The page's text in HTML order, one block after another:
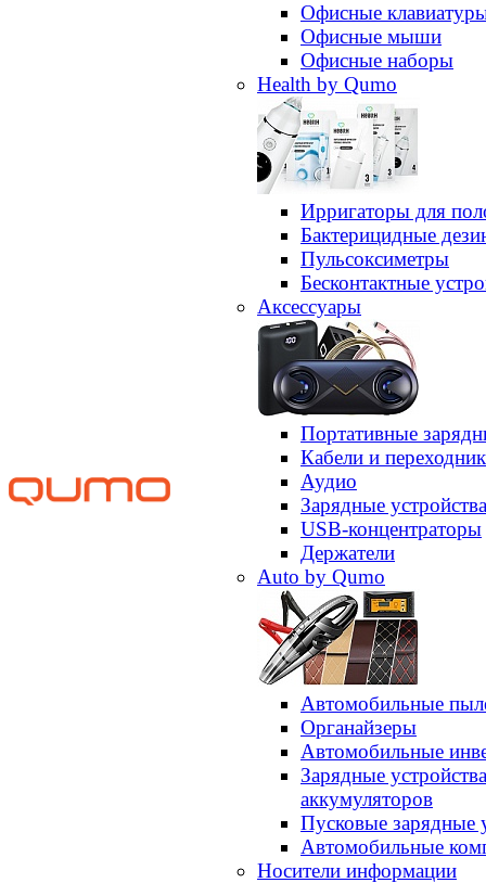
Офисные
Офисные мыши
Офисные наборы
Health by Qumo
Ирригаторы для
Бактерицидные
Пульсоксиметры
Бесконтактные
Аксессуары
Портативные
Кабели и
Аудио
Зарядные устройства
USB-концентраторы
Держатели
Auto by Qumo
Автомобильные
Органайзеры
Автомобильные
Зарядные
аккумуляторов
Пусковые зарядные
Автомобильные
Носители информации